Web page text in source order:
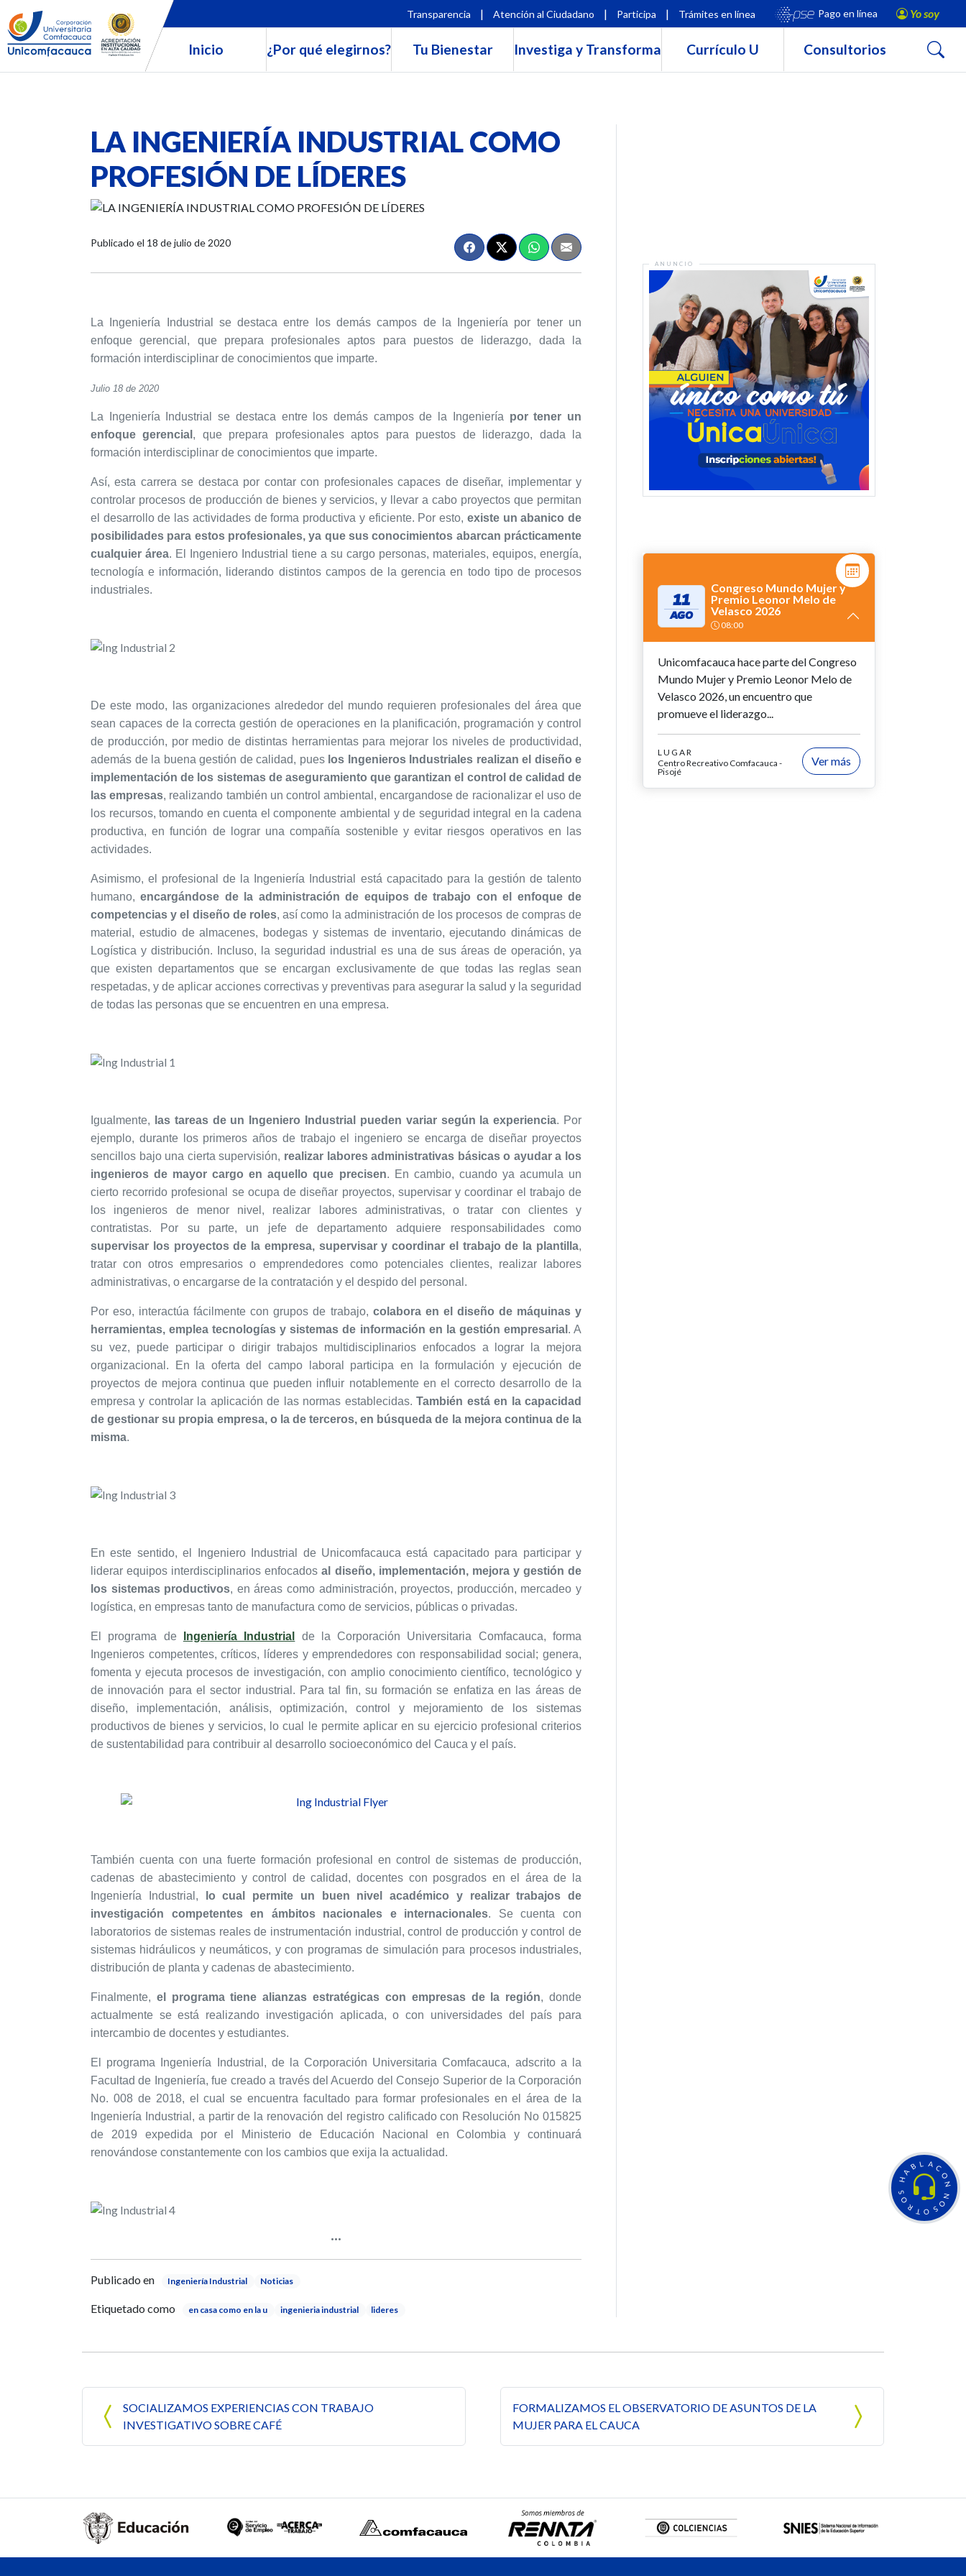
H
A
B L A C
O
N
N
O
S
O
T
R
O
S
Transparencia | Atención al Ciudadano | Participa | Trámites en línea Pago en línea Yo soy
Inicio ¿Por qué elegirnos? Tu Bienestar Investiga y Transforma Currículo U Consultorios Buscar
LA INGENIERÍA INDUSTRIAL COMO
PROFESIÓN DE LÍDERES
Publicado el 18 de julio de 2020
La Ingeniería Industrial se destaca entre los demás campos de la Ingeniería por tener un
enfoque gerencial, que prepara profesionales aptos para puestos de liderazgo, dada la
formación interdisciplinar de conocimientos que imparte.
Julio 18 de 2020
La Ingeniería Industrial se destaca entre los demás campos de la Ingeniería por tener un
enfoque gerencial , que prepara profesionales aptos para puestos de liderazgo, dada la
formación interdisciplinar de conocimientos que imparte.
Así, esta carrera se destaca por contar con profesionales capaces de diseñar, implementar y
controlar procesos de producción de bienes y servicios, y llevar a cabo proyectos que permitan
el desarrollo de las actividades de forma productiva y eficiente. Por esto, existe un abanico de
posibilidades para estos profesionales, ya que sus conocimientos abarcan prácticamente
cualquier área. El Ingeniero Industrial tiene a su cargo personas, materiales, equipos, energía,
tecnología e información, liderando distintos campos de la gerencia en todo tipo de procesos
industriales.
De este modo, las organizaciones alrededor del mundo requieren profesionales del área que
sean capaces de la correcta gestión de operaciones en la planificación, programación y control
de producción, por medio de distintas herramientas para mejorar los niveles de productividad,
además de la buena gestión de calidad, pues los Ingenieros Industriales realizan el diseño e
implementación de los sistemas de aseguramiento que garantizan el control de calidad de
las empresas, realizando también un control ambiental, encargandose de racionalizar el uso de
los recursos, tomando en cuenta el componente ambiental y de seguridad integral en la cadena
productiva, en función de lograr una compañía sostenible y evitar riesgos operativos en las
actividades.
Asimismo, el profesional de la Ingeniería Industrial está capacitado para la gestión de talento
humano,encargándose de la administración de equipos de trabajo con el enfoque de
competencias y el diseño de roles, así como la administración de los procesos de compras de
material, estudio de almacenes, bodegas y sistemas de inventario, ejecutando dinámicas de
Logística y distribución. Incluso, la seguridad industrial es una de sus áreas de operación, ya
que existen departamentos que se encargan exclusivamente de que todas las reglas sean
respetadas, y de aplicar acciones correctivas y preventivas para asegurar la salud y la seguridad
de todas las personas que se encuentren en una empresa.
Igualmente, las tareas de un Ingeniero Industrial pueden variar según la experiencia. Por
ejemplo, durante los primeros años de trabajo el ingeniero se encarga de diseñar proyectos
sencillos bajo una cierta supervisión, realizar labores administrativas básicas o ayudar a los
ingenieros de mayor cargo en aquello que precisen. En cambio, cuando ya acumula un
cierto recorrido profesional se ocupa de diseñar proyectos, supervisar y coordinar el trabajo de
los ingenieros de menor nivel, realizar labores administrativas, o tratar con clientes y
contratistas. Por su parte, un jefe de departamento adquiere responsabilidades como
supervisar los proyectos de la empresa, supervisar y coordinar el trabajo de la plantilla,
tratar con otros empresarios o emprendedores como potenciales clientes, realizar labores
administrativas, o encargarse de la contratación y el despido del personal.
Por eso, interactúa fácilmente con grupos de trabajo, colabora en el diseño de máquinas y
herramientas, emplea tecnologías y sistemas de información en la gestión empresarial . A
su vez, puede participar o dirigir trabajos multidisciplinarios enfocados a lograr la mejora
organizacional. En la oferta del campo laboral participa en la formulación y ejecución de
proyectos de mejora continua que pueden influir notablemente en el correcto desarrollo de la
empresa y controlar la aplicación de las normas establecidas.También está en la capacidad
de gestionar su propia empresa, o la de terceros, en búsqueda de la mejora continua de la
misma.
En este sentido, el Ingeniero Industrial de Unicomfacauca está capacitado para participar y
liderar equipos interdisciplinarios enfocadosal diseño, implementación, mejora y gestión de
los sistemas productivos, en áreas como administración, proyectos, producción, mercadeo y
logística, en empresas tanto de manufactura como de servicios, públicas o privadas.
El programa de Ingeniería Industrial
de la Corporación Universitaria Comfacauca, forma
Ingenieros competentes, críticos, líderes y emprendedores con responsabilidad social; genera,
fomenta y ejecuta procesos de investigación, con amplio conocimiento científico, tecnológico y
de innovación para el sector industrial. Para tal fin, su formación se enfatiza en las áreas de
diseño, implementación, análisis, optimización, control y mejoramiento de los sistemas
productivos de bienes y servicios, lo cual le permite aplicar en su ejercicio profesional criterios
de sustentabilidad para contribuir al desarrollo socioeconómico del Cauca y el país.
También cuenta con una fuerte formación profesional en control de sistemas de producción,
cadenas de abastecimiento y control de calidad, docentes con posgrados en el área de la
Ingeniería Industrial,
lo cual permite un buen nivel académico y realizar trabajos de
investigación competentes en ámbitos nacionales e internacionales. Se cuenta con
laboratorios de sistemas reales de instrumentación industrial, control de producción y control de
sistemas hidráulicos y neumáticos, y con programas de simulación para procesos industriales,
distribución de planta y cadenas de abastecimiento.
Finalmente, el programa tiene alianzas estratégicas con empresas de la región, donde
actualmente se está realizando investigación aplicada, o con universidades del país para
intercambio de docentes y estudiantes.
El programa Ingeniería Industrial, de la Corporación Universitaria Comfacauca, adscrito a la
Facultad de Ingeniería, fue creado a través del Acuerdo del Consejo Superior de la Corporación
No. 008 de 2018, el cual se encuentra facultado para formar profesionales en el área de la
Ingeniería Industrial, a partir de la renovación del registro calificado con Resolución No 015825
de 2019 expedida por el Ministerio de Educación Nacional en Colombia y continuará
renovándose constantemente con los cambios que exija la actualidad.
Publicado en Ingeniería Industrial Noticias
Etiquetado como en casa como en la u ingenieria industrial lideres
11
AGO
Congreso Mundo Mujer y
Premio Leonor Melo de
Velasco 2026
08:00
Unicomfacauca hace parte del Congreso
Mundo Mujer y Premio Leonor Melo de
Velasco 2026, un encuentro que
promueve el liderazgo...
LUGAR
Centro Recreativo Comfacauca -
Pisojé
Ver más
Navegación de entradas
SOCIALIZAMOS EXPERIENCIAS CON TRABAJO
INVESTIGATIVO SOBRE CAFÉ
FORMALIZAMOS EL OBSERVATORIO DE ASUNTOS DE LA
MUJER PARA EL CAUCA